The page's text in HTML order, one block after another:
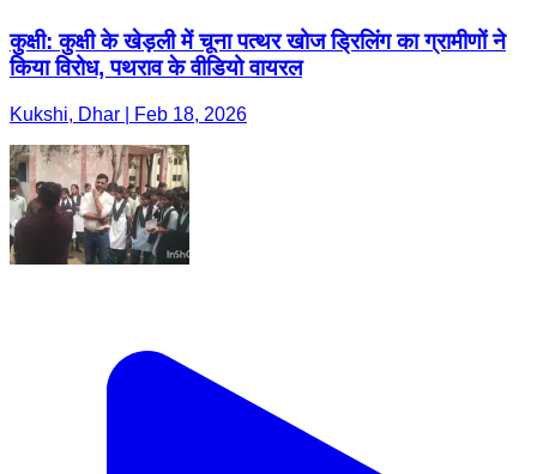
कुक्षी: कुक्षी के खेड़ली में चूना पत्थर खोज ड्रिलिंग का ग्रामीणों ने
किया विरोध, पथराव के वीडियो वायरल
Kukshi, Dhar | Feb 18, 2026